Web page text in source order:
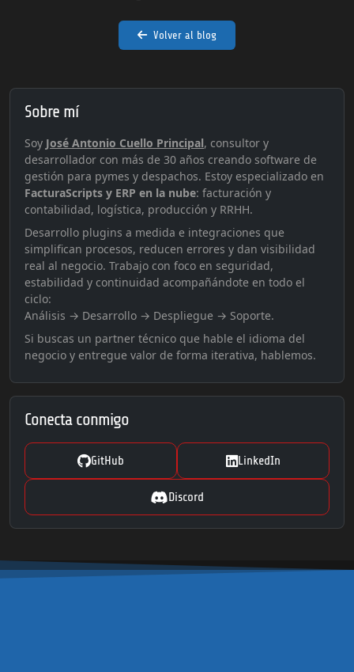
Volver al blog
Sobre mí
Soy José Antonio Cuello Principal, consultor y
desarrollador con más de 30 años creando software de
gestión para pymes y despachos. Estoy especializado en
FacturaScripts y ERP en la nube: facturación y
contabilidad, logística, producción y RRHH.
Desarrollo plugins a medida e integraciones que
simplifican procesos, reducen errores y dan visibilidad
real al negocio. Trabajo con foco en seguridad,
estabilidad y continuidad acompañándote en todo el
ciclo:
Análisis → Desarrollo → Despliegue → Soporte.
Si buscas un partner técnico que hable el idioma del
negocio y entregue valor de forma iterativa, hablemos.
Conecta conmigo
GitHub LinkedIn
Discord